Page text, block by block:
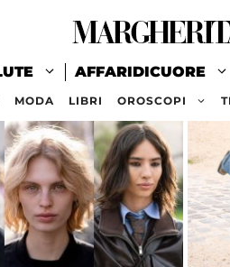
AFFARIDICUORE
MODA LIBRI OROSCOPI